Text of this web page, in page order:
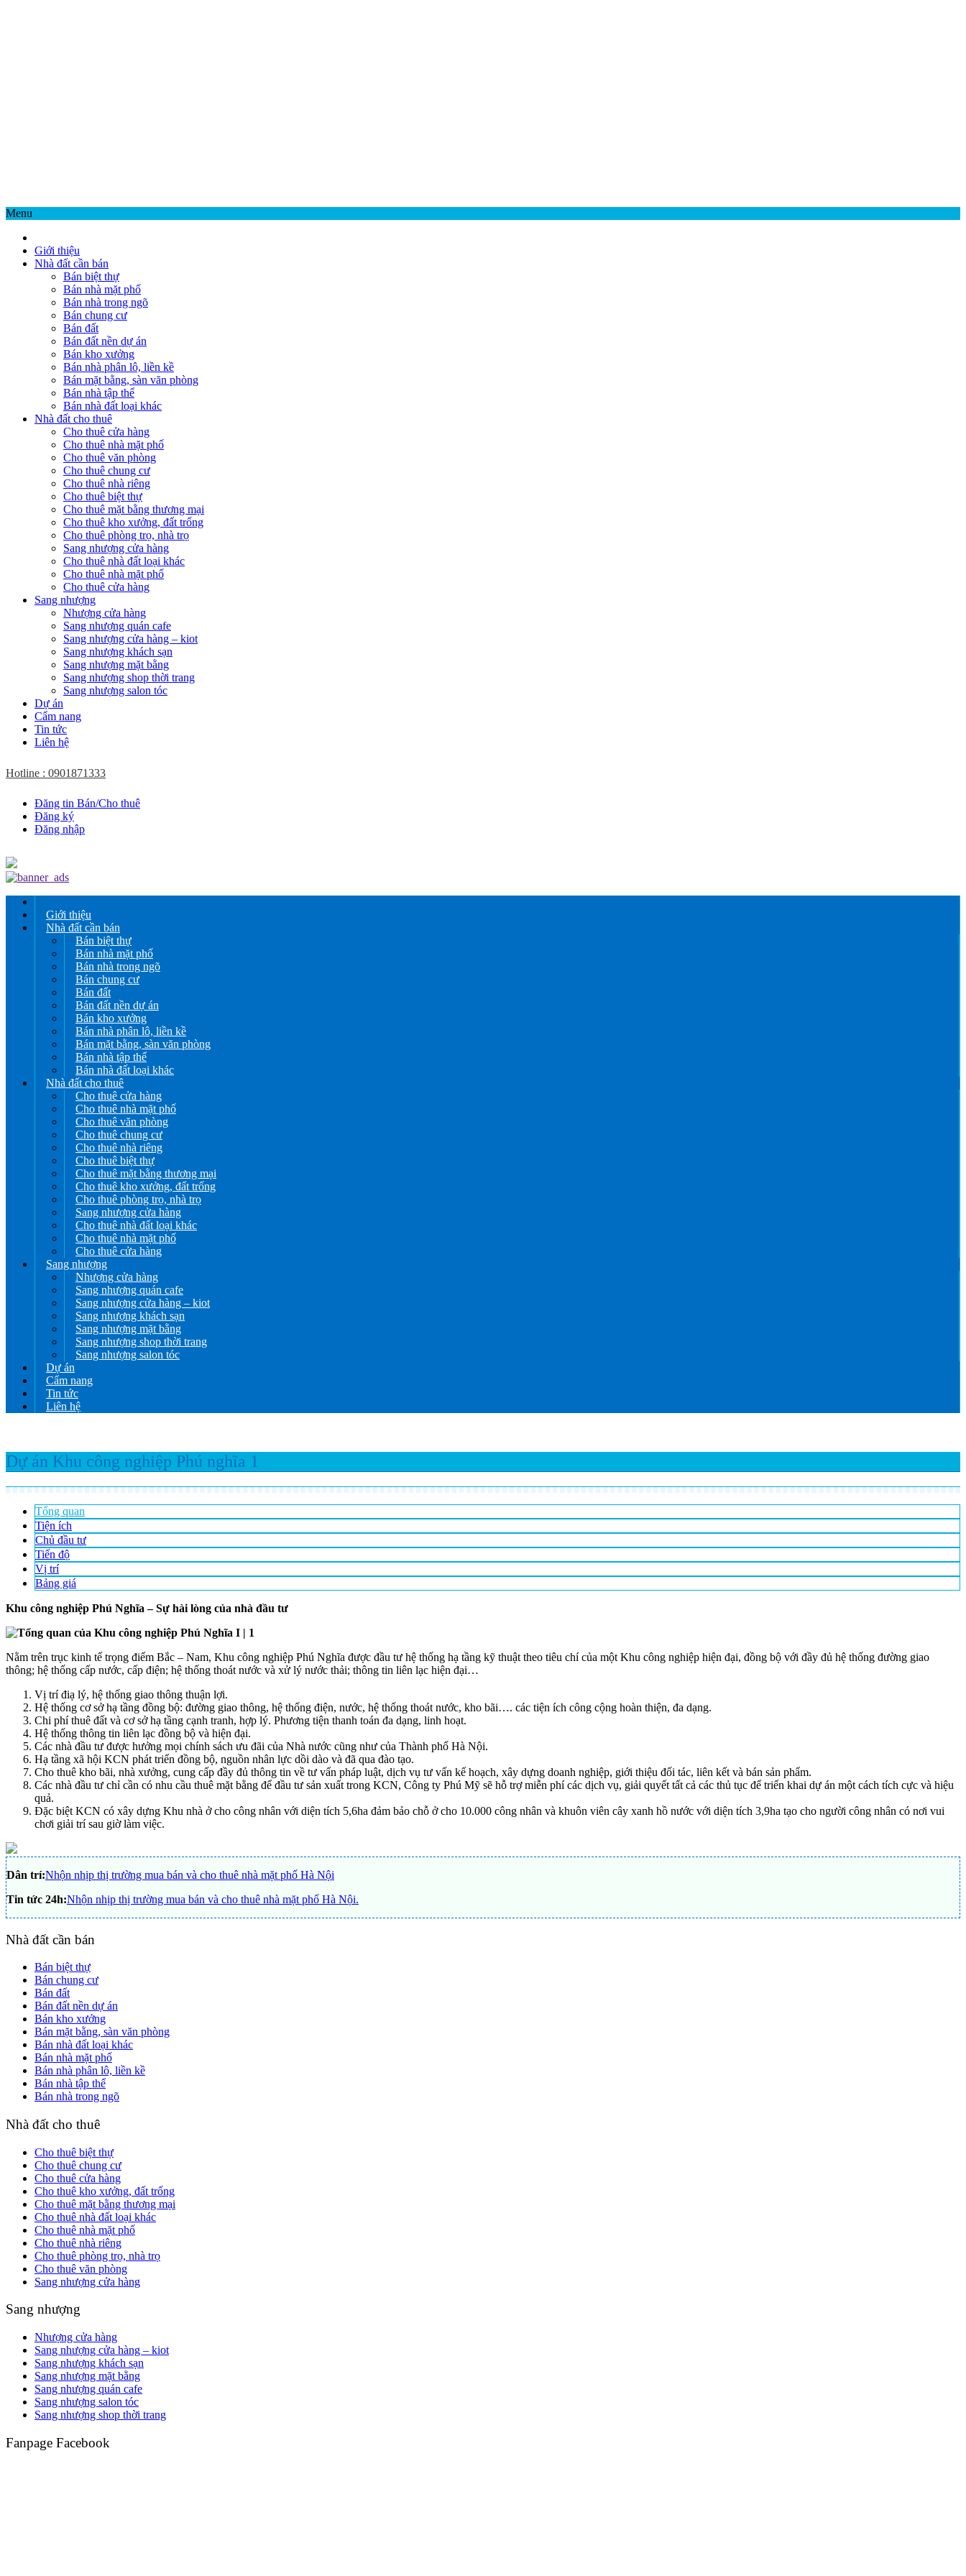
Menu
Giới thiệu
Nhà đất cần bán
Bán biệt thự
Bán nhà mặt phố
Bán nhà trong ngõ
Bán chung cư
Bán đất
Bán đất nền dự án
Bán kho xưởng
Bán nhà phân lô, liền kề
Bán mặt bằng, sàn văn phòng
Bán nhà tập thể
Bán nhà đất loại khác
Nhà đất cho thuê
Cho thuê cửa hàng
Cho thuê nhà mặt phố
Cho thuê văn phòng
Cho thuê chung cư
Cho thuê nhà riêng
Cho thuê biệt thự
Cho thuê mặt bằng thương mại
Cho thuê kho xưởng, đất trống
Cho thuê phòng trọ, nhà trọ
Sang nhượng cửa hàng
Cho thuê nhà đất loại khác
Cho thuê nhà mặt phố
Cho thuê cửa hàng
Sang nhượng
Nhượng cửa hàng
Sang nhượng quán cafe
Sang nhượng cửa hàng – kiot
Sang nhượng khách sạn
Sang nhượng mặt bằng
Sang nhượng shop thời trang
Sang nhượng salon tóc
Dự án
Cẩm nang
Tin tức
Liên hệ
Hotline : 0901871333
Đăng tin Bán/Cho thuê
Đăng ký
Đăng nhập
Giới thiệu
Nhà đất cần bán
Bán biệt thự
Bán nhà mặt phố
Bán nhà trong ngõ
Bán chung cư
Bán đất
Bán đất nền dự án
Bán kho xưởng
Bán nhà phân lô, liền kề
Bán mặt bằng, sàn văn phòng
Bán nhà tập thể
Bán nhà đất loại khác
Nhà đất cho thuê
Cho thuê cửa hàng
Cho thuê nhà mặt phố
Cho thuê văn phòng
Cho thuê chung cư
Cho thuê nhà riêng
Cho thuê biệt thự
Cho thuê mặt bằng thương mại
Cho thuê kho xưởng, đất trống
Cho thuê phòng trọ, nhà trọ
Sang nhượng cửa hàng
Cho thuê nhà đất loại khác
Cho thuê nhà mặt phố
Cho thuê cửa hàng
Sang nhượng
Nhượng cửa hàng
Sang nhượng quán cafe
Sang nhượng cửa hàng – kiot
Sang nhượng khách sạn
Sang nhượng mặt bằng
Sang nhượng shop thời trang
Sang nhượng salon tóc
Dự án
Cẩm nang
Tin tức
Liên hệ
Dự án Khu công nghiệp Phú nghĩa 1
Tổng quan
Tiện ích
Chủ đầu tư
Tiến độ
Vị trí
Bảng giá
Khu công nghiệp Phú Nghĩa – Sự hài lòng của nhà đầu tư
Nằm trên trục kinh tế trọng điểm Bắc – Nam, Khu công nghiệp Phú Nghĩa được đầu tư hệ thống hạ tầng kỹ thuật theo tiêu chí của một Khu công nghiệp hiện đại, đồng bộ với đầy đủ hệ thống đường giao
thông; hệ thống cấp nước, cấp điện; hệ thống thoát nước và xử lý nước thải; thông tin liên lạc hiện đại…
Vị trí điạ lý, hệ thống giao thông thuận lợi.
Hệ thống cơ sở hạ tầng đồng bộ: đường giao thông, hệ thống điện, nước, hệ thống thoát nước, kho bãi…. các tiện ích công cộng hoàn thiện, đa dạng.
Chi phí thuê đất và cơ sở hạ tầng cạnh tranh, hợp lý. Phương tiện thanh toán đa dạng, linh hoạt.
Hệ thống thông tin liên lạc đồng bộ và hiện đại.
Các nhà đầu tư được hưởng mọi chính sách ưu đãi của Nhà nước cũng như của Thành phố Hà Nội.
Hạ tầng xã hội KCN phát triển đồng bộ, nguồn nhân lực dồi dào và đã qua đào tạo.
Cho thuê kho bãi, nhà xưởng, cung cấp đầy đủ thông tin về tư vấn pháp luật, dịch vụ tư vấn kế hoạch, xây dựng doanh nghiệp, giới thiệu đối tác, liên kết và bán sản phẩm.
Các nhà đầu tư chỉ cần có nhu cầu thuê mặt bằng để đầu tư sản xuất trong KCN, Công ty Phú Mỹ sẽ hỗ trợ miễn phí các dịch vụ, giải quyết tất cả các thủ tục để triển khai dự án một cách tích cực và hiệu
quả.
Đặc biệt KCN có xây dựng Khu nhà ở cho công nhân với diện tích 5,6ha đảm bảo chỗ ở cho 10.000 công nhân và khuôn viên cây xanh hồ nước với diện tích 3,9ha tạo cho người công nhân có nơi vui
chơi giải trí sau giờ làm việc.
Dân trí:Nhộn nhịp thị trường mua bán và cho thuê nhà mặt phố Hà Nội
Tin tức 24h:Nhộn nhịp thị trường mua bán và cho thuê nhà mặt phố Hà Nội.
Nhà đất cần bán
Bán biệt thự
Bán chung cư
Bán đất
Bán đất nền dự án
Bán kho xưởng
Bán mặt bằng, sàn văn phòng
Bán nhà đất loại khác
Bán nhà mặt phố
Bán nhà phân lô, liền kề
Bán nhà tập thể
Bán nhà trong ngõ
Nhà đất cho thuê
Cho thuê biệt thự
Cho thuê chung cư
Cho thuê cửa hàng
Cho thuê kho xưởng, đất trống
Cho thuê mặt bằng thương mại
Cho thuê nhà đất loại khác
Cho thuê nhà mặt phố
Cho thuê nhà riêng
Cho thuê phòng trọ, nhà trọ
Cho thuê văn phòng
Sang nhượng cửa hàng
Sang nhượng
Nhượng cửa hàng
Sang nhượng cửa hàng – kiot
Sang nhượng khách sạn
Sang nhượng mặt bằng
Sang nhượng quán cafe
Sang nhượng salon tóc
Sang nhượng shop thời trang
Fanpage Facebook